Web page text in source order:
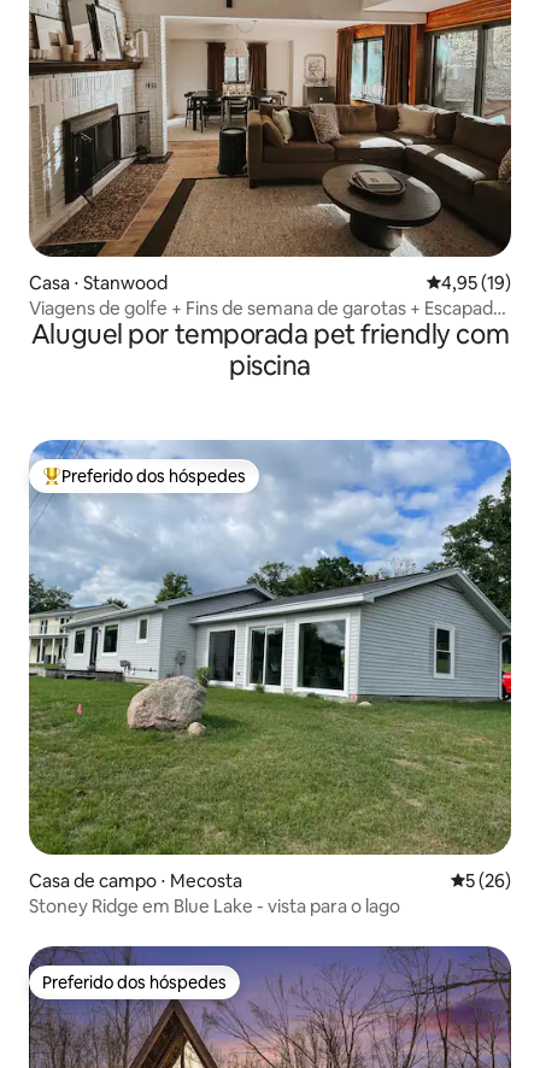
Casa ⋅ Stanwood 4,95 de uma
4,95 (19)
Viagens de golfe + Fins de semana de garotas + Escapadas
de outono em família
Aluguel por temporada pet friendly com
piscina
Entre os melhores preferidos dos hóspedes
Preferido dos hóspedes
Casa de campo ⋅ Mecosta 5 de uma
5 (26)
Stoney Ridge em Blue Lake - vista para o lago
Preferido dos hóspedes
Preferido dos hóspedes